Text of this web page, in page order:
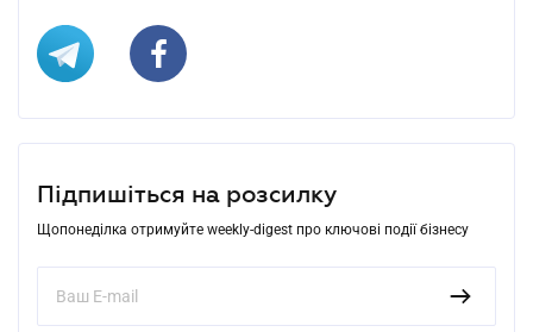
Підпишіться на розсилку
Щопонеділка отримуйте weekly-digest про ключові події бізнесу